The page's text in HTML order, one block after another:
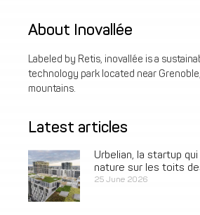
About Inovallée
Labeled by Retis, inovallée is a
technology park located near
mountains.
Latest articles
Urbelian, la startup
nature sur les toits
25 June 2026